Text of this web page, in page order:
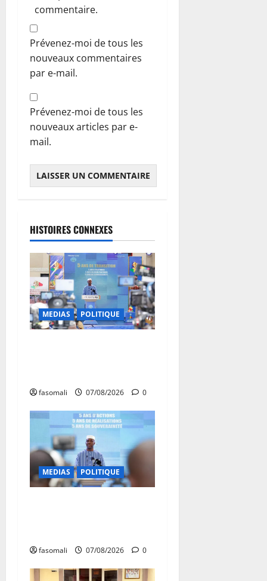
commentaire.
Prévenez-moi de tous les
nouveaux commentaires
par e-mail.
Prévenez-moi de tous les
nouveaux articles par e-
mail.
HISTOIRES CONNEXES
MEDIAS POLITIQUE
fasomali 07/08/2026 0
MEDIAS POLITIQUE
fasomali 07/08/2026 0